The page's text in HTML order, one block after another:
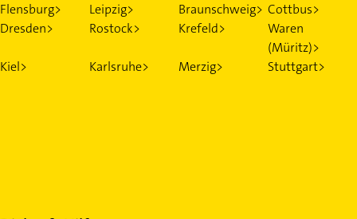
Flensburg>
Leipzig> Braunschweig> Cottbus>
Dresden>
Rostock> Krefeld>
Waren
(Müritz)>
Kiel>
Karlsruhe> Merzig> Stuttgart>